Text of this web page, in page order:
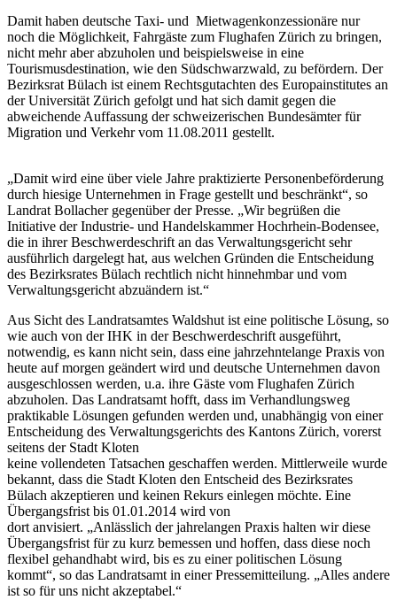
Damit haben deutsche Taxi- und Mietwagenkonzessionäre nur
noch die Möglichkeit, Fahrgäste zum Flughafen Zürich zu bringen,
nicht mehr aber abzuholen und beispielsweise in eine
Tourismusdestination, wie den Südschwarzwald, zu befördern. Der
Bezirksrat Bülach ist einem Rechtsgutachten des Europainstitutes an
der Universität Zürich gefolgt und hat sich damit gegen die
abweichende Auffassung der schweizerischen Bundesämter für
Migration und Verkehr vom 11.08.2011 gestellt.
„Damit wird eine über viele Jahre praktizierte Personenbeförderung
durch hiesige Unternehmen in Frage gestellt und beschränkt“, so
Landrat Bollacher gegenüber der Presse. „Wir begrüßen die
Initiative der Industrie- und Handelskammer Hochrhein-Bodensee,
die in ihrer Beschwerdeschrift an das Verwaltungsgericht sehr
ausführlich dargelegt hat, aus welchen Gründen die Entscheidung
des Bezirksrates Bülach rechtlich nicht hinnehmbar und vom
Verwaltungsgericht abzuändern ist.“
Aus Sicht des Landratsamtes Waldshut ist eine politische Lösung, so
wie auch von der IHK in der Beschwerdeschrift ausgeführt,
notwendig, es kann nicht sein, dass eine jahrzehntelange Praxis von
heute auf morgen geändert wird und deutsche Unternehmen davon
ausgeschlossen werden, u.a. ihre Gäste vom Flughafen Zürich
abzuholen. Das Landratsamt hofft, dass im Verhandlungsweg
praktikable Lösungen gefunden werden und, unabhängig von einer
Entscheidung des Verwaltungsgerichts des Kantons Zürich, vorerst
seitens der Stadt Kloten
keine vollendeten Tatsachen geschaffen werden. Mittlerweile wurde
bekannt, dass die Stadt Kloten den Entscheid des Bezirksrates
Bülach akzeptieren und keinen Rekurs einlegen möchte. Eine
Übergangsfrist bis 01.01.2014 wird von
dort anvisiert. „Anlässlich der jahrelangen Praxis halten wir diese
Übergangsfrist für zu kurz bemessen und hoffen, dass diese noch
flexibel gehandhabt wird, bis es zu einer politischen Lösung
kommt“, so das Landratsamt in einer Pressemitteilung. „Alles andere
ist so für uns nicht akzeptabel.“